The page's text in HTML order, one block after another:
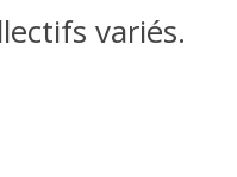
variés.